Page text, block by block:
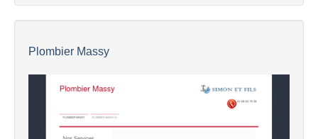
Plombier Massy